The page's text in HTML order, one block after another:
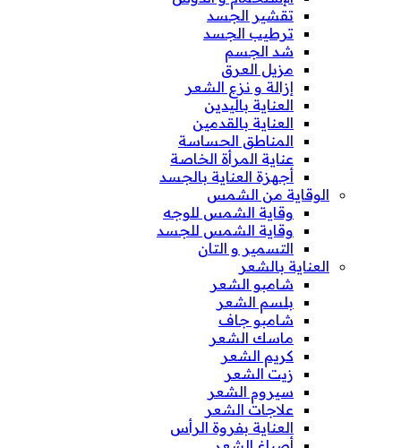
تقشير الجسد
ترطيب الجسد
شد الجسم
مزيل العرق
إزالة و نزع الشعر
العناية باليدين
العناية بالقدمين
المناطق الحساسة
عناية المرأة الخاصة
أجهزة العناية بالجسد
الوقاية من الشمس
وقاية الشمس للوجه
وقاية الشمس للجسد
التسمير و التان
العناية بالشعر
شامبو الشعر
بلسم الشعر
شامبو جاف
ماسك الشعر
كريم الشعر
زيت الشعر
سيروم الشعر
علاجات الشعر
العناية بفروة الرأس